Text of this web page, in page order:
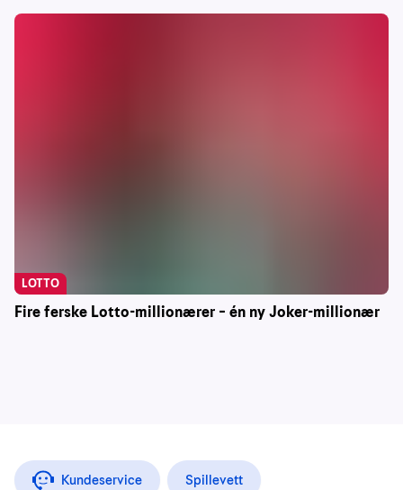
Fire ferske Lotto-millionærer – én ny Joker-millionær
LOTTO
Kundeservice Spillevett